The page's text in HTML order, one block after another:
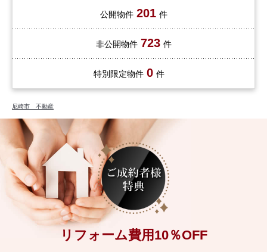
公開物件 201 件
非公開物件 723 件
特別限定物件 0 件
尼崎市 不動産
リフォーム費用10％OFF